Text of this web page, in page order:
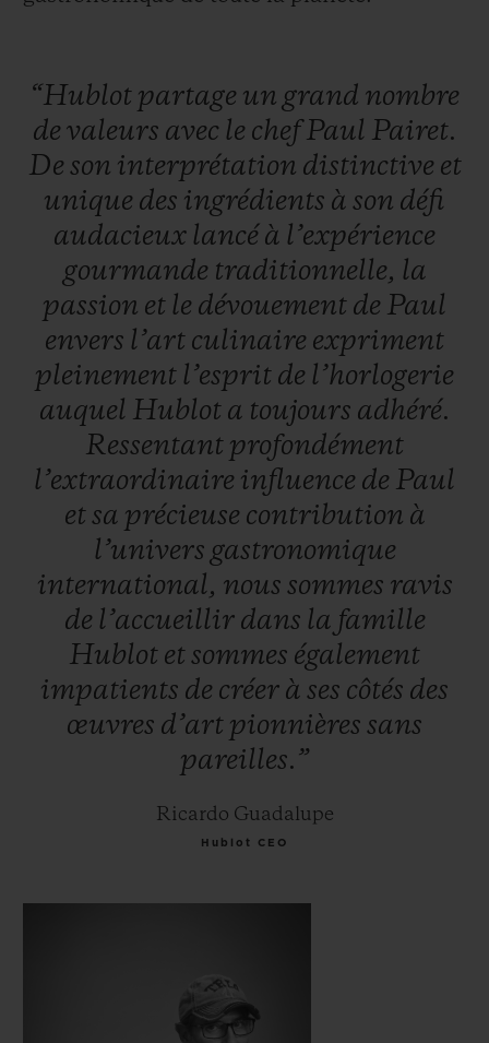
“Hublot partage un grand nombre
de valeurs avec le chefPaul Pairet.
De son interprétation distinctive et
unique des ingrédients à son défi
audacieux lancé à l’expérience
gourmande traditionnelle, la
passion et le dévouement de Paul
envers l’art culinaire expriment
pleinement l’esprit de l’horlogerie
auquel Hublot a toujours adhéré.
Ressentant profondément
l’extraordinaire influence de Paul
etsa précieuse contribution à
l’univers gastronomique
international, nous sommes ravis
de l’accueillir dans la famille
Hublot etsommes également
impatients de créer à ses côtés des
œuvres d’art pionnières sans
pareilles.”
Ricardo Guadalupe
Hublot CEO